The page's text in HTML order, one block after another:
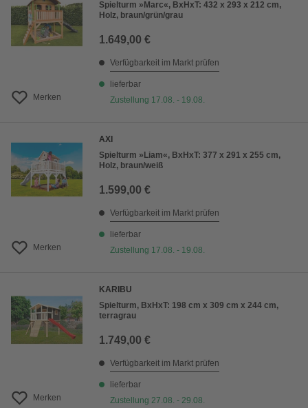
Merken
Spielturm »Marc«, BxHxT: 432 x 293 x 212 cm,
Holz, braun/grün/grau
1.649,00 €
Verfügbarkeit im Markt prüfen
lieferbar
Zustellung 17.08. - 19.08.
Merken
AXI
Spielturm »Liam«, BxHxT: 377 x 291 x 255 cm,
Holz, braun/weiß
1.599,00 €
Verfügbarkeit im Markt prüfen
lieferbar
Zustellung 17.08. - 19.08.
Merken
KARIBU
Spielturm, BxHxT: 198 cm x 309 cm x 244 cm,
terragrau
1.749,00 €
Verfügbarkeit im Markt prüfen
lieferbar
Zustellung 27.08. - 29.08.